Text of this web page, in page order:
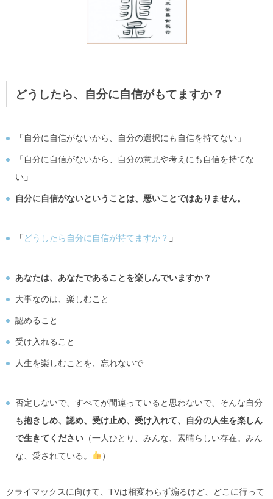
どうしたら、自分に自信がもてますか？
「自分に自信がないから、自分の選択にも自信を持てない」
「自分に自信がないから、自分の意見や考えにも自信を持てな
い 」
自分に自信がないということは、悪いことではありません。
「どうしたら自分に自信が持てますか？ 」
あなたは、あなたであることを楽しんでいますか？
大事なのは、楽しむこと
認めること
受け入れること
人生を楽しむことを、忘れないで
否定しないで、すべてが間違っていると思わないで、そんな自分
も抱きしめ、認め、受け止め、受け入れて、自分の人生を楽しん
で生きてください （一人ひとり、みんな、素晴らしい存在。みん
な、愛されている。
）
クライマックスに向けて、TVは相変わらず煽るけど、どこに行って